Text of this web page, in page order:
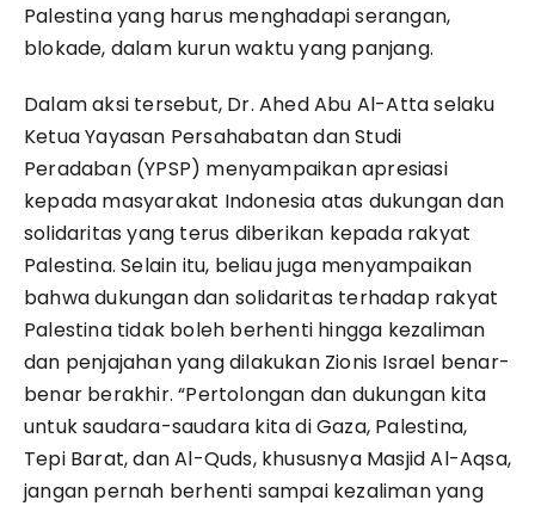
Palestina yang harus menghadapi serangan,
blokade, dalam kurun waktu yang panjang.
Dalam aksi tersebut, Dr. Ahed Abu Al-Atta selaku
Ketua Yayasan Persahabatan dan Studi
Peradaban (YPSP) menyampaikan apresiasi
kepada masyarakat Indonesia atas dukungan dan
solidaritas yang terus diberikan kepada rakyat
Palestina. Selain itu, beliau juga menyampaikan
bahwa dukungan dan solidaritas terhadap rakyat
Palestina tidak boleh berhenti hingga kezaliman
dan penjajahan yang dilakukan Zionis Israel benar-
benar berakhir. “Pertolongan dan dukungan kita
untuk saudara-saudara kita di Gaza, Palestina,
Tepi Barat, dan Al-Quds, khususnya Masjid Al-Aqsa,
jangan pernah berhenti sampai kezaliman yang